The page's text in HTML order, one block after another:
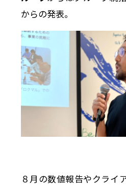
からの発表。
８月の数値報告やクライ